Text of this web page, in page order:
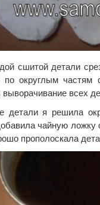
сшитой детали
по округлым
выворачивание всех
детали я решила
чайную
прополоскала